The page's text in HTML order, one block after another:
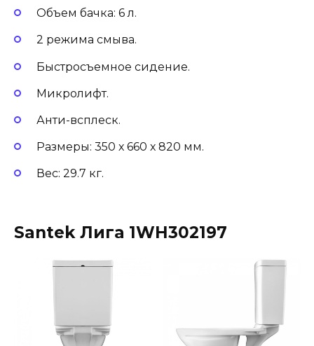
Объем бачка: 6 л.
2 режима смыва.
Быстросъемное сидение.
Микролифт.
Анти-всплеск.
Размеры: 350 х 660 х 820 мм.
Вес: 29.7 кг.
Santek Лига 1WH302197